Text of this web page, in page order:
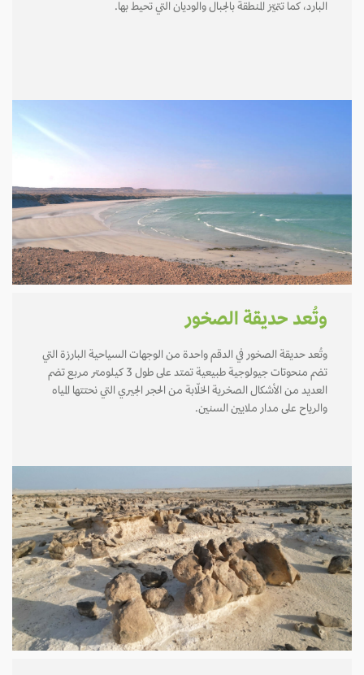
البارد، كما تتميّز المنطقة بالجبال والوديان التي تحيط بها.
وتُعد حديقة الصخور
وتُعد حديقة الصخور في الدقم واحدة من الوجهات السياحية البارزة التي
تضم منحوتات جيولوجية طبيعية تمتد على طول 3 كيلومتر مربع تضم
العديد من الأشكال الصخرية الخلّابة من الحجر الجيري التي نحتتها المياه
والرياح على مدار ملايين السنين.